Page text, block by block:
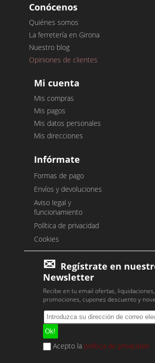
Conócenos
Quiénes somos
La ferretería en Girona
Nuestro blog
Opiniones de clientes
Mi cuenta
Mis compras
Mis pagos
Mis datos personales
Mis direcciones
Infórmate
Formas de pago
Envíos y devoluciones
Aviso legal y
funcionamiento
Política de privacidad
Cookies
Regístrate en
Newsletter
Recibe en tu email ofertas, liquidaciones,
promociones, cupones descuento y
Acepto la política de privacidad